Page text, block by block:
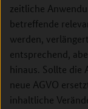
zeitliche
betreffende
werden,
entsprechend,
hinaus. Sollte die
neue AGVO
inhaltliche